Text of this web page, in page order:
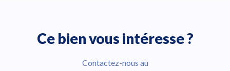
Ce bien vous intéresse ?
Contactez-nous au